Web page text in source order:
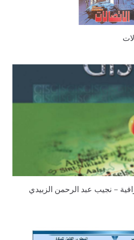
– نجيب عبد الرحمن الزبيدي